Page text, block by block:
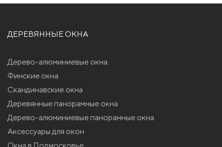
ДЕРЕВЯННЫЕ ОКНА
Дерево-алюминиевые окна
Финские окна
Скандинавские окна
Деревянные панорамные окна
Дерево-алюминиевые панорамные окна
Аксессуары для окон